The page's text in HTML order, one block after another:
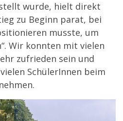
wurde, hielt direkt
zu Beginn parat, bei
musste, um
Wir konnten mit vielen
zufrieden sein und
SchülerInnen beim